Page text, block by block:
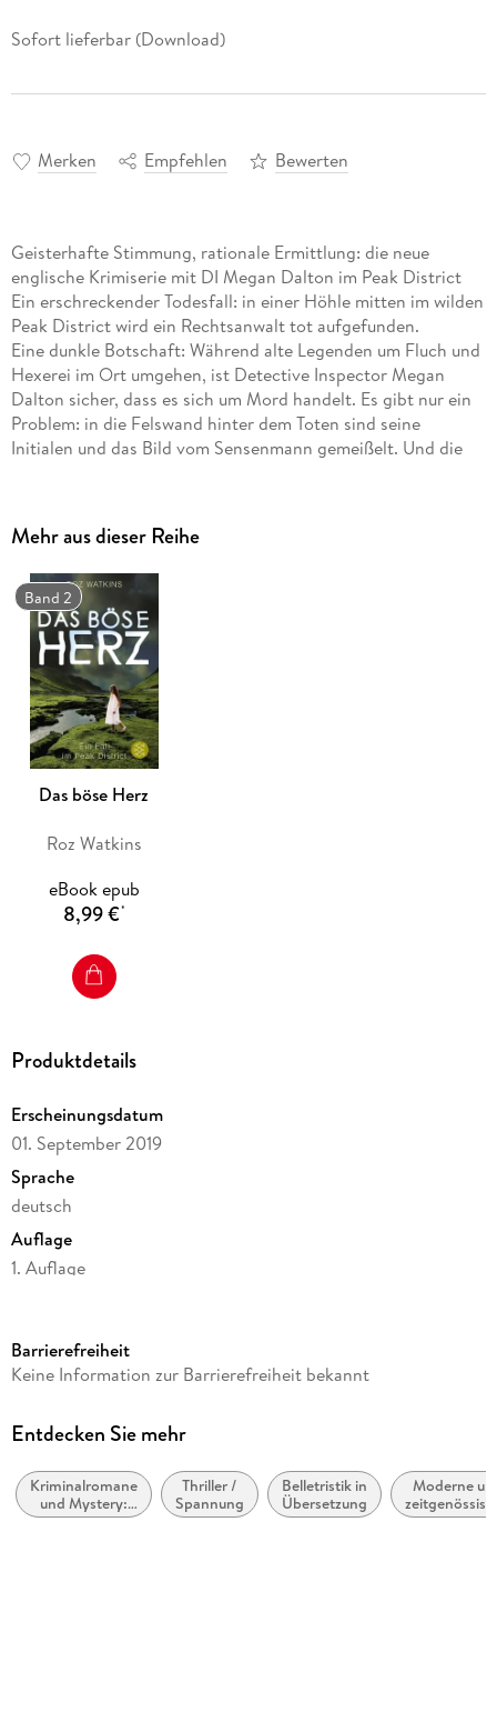
Sofort lieferbar (Download)
Merken Empfehlen Bewerten
Geisterhafte Stimmung, rationale Ermittlung: die neue
englische Krimiserie mit DI Megan Dalton im Peak District
Ein erschreckender Todesfall: in einer Höhle mitten im wilden
Peak District wird ein Rechtsanwalt tot aufgefunden.
Eine dunkle Botschaft: Während alte Legenden um Fluch und
Hexerei im Ort umgehen, ist Detective Inspector Megan
Dalton sicher, dass es sich um Mord handelt. Es gibt nur ein
Problem: in die Felswand hinter dem Toten sind seine
Initialen und das Bild vom Sensenmann gemeißelt. Und die
kennt - vielleicht sogar der Mörder? Meg muss ihre eigenen
Dämonen bekämpfen, um den Täter aufzuspüren . . .
"Meisterhaft balanciert Watkins zwischen geisterhafter
Stimmung und rationaler Ermittlung." Sunday Times
"Diese Ermittlerin hebt sich ab: faszinierend, unglamourös,
absolut glaubwürdig." The Times Crime Book of the Month
Mehr aus dieser Reihe
Band 2
Das böse Herz
Roz Watkins
eBook epub
8,99 €*
Produktdetails
Erscheinungsdatum
01. September 2019
Sprache
deutsch
Auflage
1. Auflage
Dateigröße
Reihe
Autor/Autorin
Roz Watkins
Barrierefreiheit
Keine Information zur Barrierefreiheit bekannt
Entdecken Sie mehr
Kriminalromane
und Mystery:
weibliche
Thriller /
Spannung
Belletristik in
Übersetzung
Moderne
Belletristik: